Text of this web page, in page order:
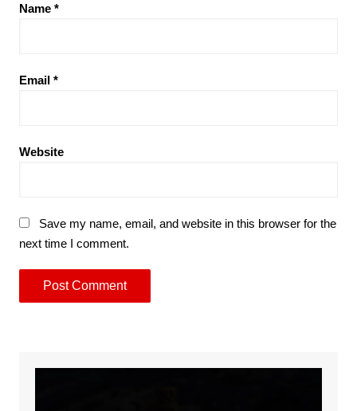
Name *
Email *
Website
Save my name, email, and website in this browser for the
next time I comment.